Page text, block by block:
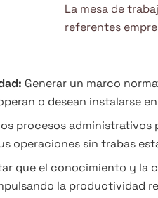
La mesa de
referentes
Generar un marco
o desean instalarse
procesos administrativos
operaciones sin trabas
que el conocimiento y la
la productividad